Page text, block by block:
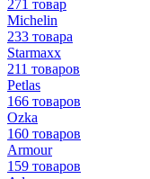
271 товар
Michelin
233 товара
Starmaxx
211 товаров
Petlas
166 товаров
Ozka
160 товаров
Armour
159 товаров